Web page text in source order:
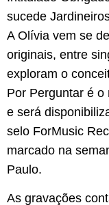
sucede
A Olívia vem se
originais, entre
exploram o
Por Perguntar é
e será
selo ForMusic
marcado na
Paulo.
As gravações